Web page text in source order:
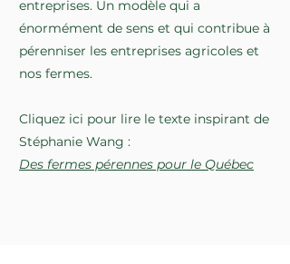
entreprises. Un modèle qui a
énormément de sens et qui contribue à
pérenniser les entreprises agricoles et
nos fermes.
Cliquez ici pour lire le texte inspirant de
Stéphanie Wang :
Des fermes pérennes pour le Québec